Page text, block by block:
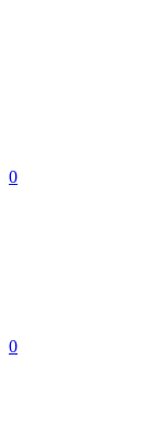
0
0